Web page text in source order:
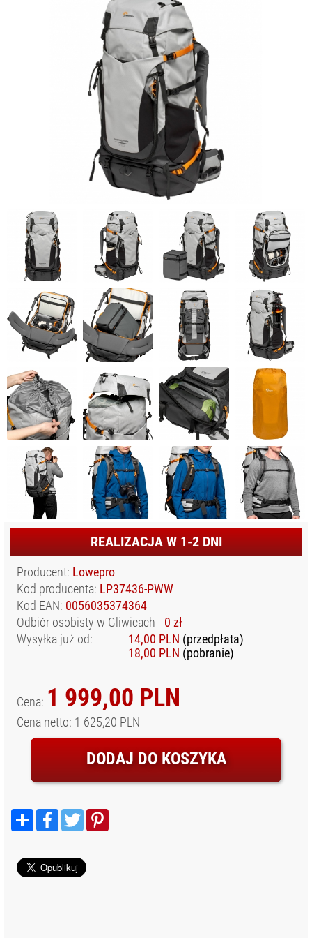
REALIZACJA W 1-2 DNI
Producent: Lowepro
Kod producenta: LP37436-PWW
Kod EAN: 0056035374364
Odbiór osobisty w Gliwicach - 0 zł
Wysyłka już od:
14,00 PLN (przedpłata)
18,00 PLN (pobranie)
Cena: 1 999,00 PLN
Cena netto: 1 625,20 PLN
DODAJ DO KOSZYKA
Podziel
się
Facebook
Twitter
DYSKI SSD
FILTRY
FOTOGRAFICZNE
GIMBALE/
STABILIZATORY
KAMERY CYFROWE
I SPORTOWE
KARTY PAMIĘCI I
CZYTNIKI
LAMPY BŁYSKOWE
I LED
OBIEKTYWY
FILMOWE
OBIEKTYWY
FOTOGRAFICZNE
OBIEKTYWY
KINEMATOGRAFICZNE
ODZIEŻ
FOTOGRAFA I
FILMOWCA
WODOODPORNE
SPRZĘT AUDIO
SPRZĘT I
AKCESORIA VR
SPRZĘT
OPTYCZNY I
OBSERWACYJNY
STABILIZATORY,
STATYWY
NARAMIENNE, RIGI
AKCESORIA
TORBY,
PLECAKI,
POKROWCE
KUFRY I
WALIZKI
TRANSPORTOWE
OSŁONY
APARATÓW
PASKI I SZELKI
PLECAKI
FOTOGRAFICZNE
PLECAKI